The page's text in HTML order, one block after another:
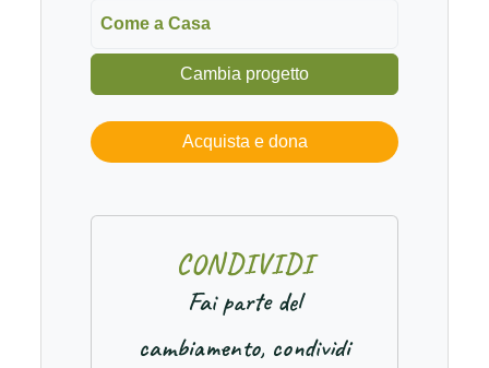
Come a Casa
Cambia progetto
Acquista e dona
CONDIVIDI
Fai parte del
cambiamento, condividi